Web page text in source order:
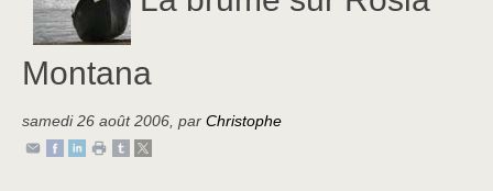
Montana
samedi 26 août 2006, par Christophe